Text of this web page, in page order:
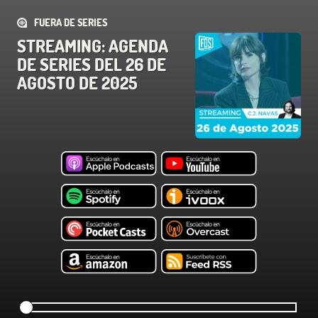
FUERA DE SERIES
STREAMING: AGENDA
DE SERIES DEL 26 DE
AGOSTO DE 2025